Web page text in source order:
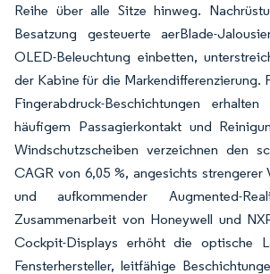
Reihe über alle Sitze hinweg.
Besatzung gesteuerte aerBlade-
OLED-Beleuchtung einbetten,
der Kabine für die Markendifferenzierung.
Fingerabdruck-Beschichtungen
häufigem Passagierkontakt und
Windschutzscheiben verzeichnen den
CAGR von 6,05 %, angesichts strengerer
und aufkommender Augmented-
Zusammenarbeit von Honeywell und
Cockpit-Displays erhöht die optische
Fensterhersteller, leitfähige